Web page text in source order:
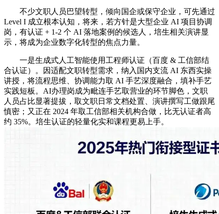
不少文职人员巴望转型，倾向国企或保守企业，可先通过
Level I 成立根本认知，将来，若方针是大型企业 AI 项目协调
岗，有认证 + 1-2 个 AI 落地案例的候选人，培生相关演讲显
示，将成为企业数字化转型的焦点力量。
一是生成式人工智能使用工程师认证（百度 & 工信部结
合认证）。因适配文职转型需求，纳入国内支流 AI 东西实操
讲授，将流程思维、协调能力取 AI 手艺深度融合，填补手艺
实践短板。AI办理岗成为毗连手艺取营业的环节脚色，文职
人员占比显著提拔，取文职日常文档处置、演讲撰写工做跟尾
慎密；又正在 2024 年取工信部相关机构合做，比无认证者高
约 35%。培生认证的轻量化实和课程更易上手。